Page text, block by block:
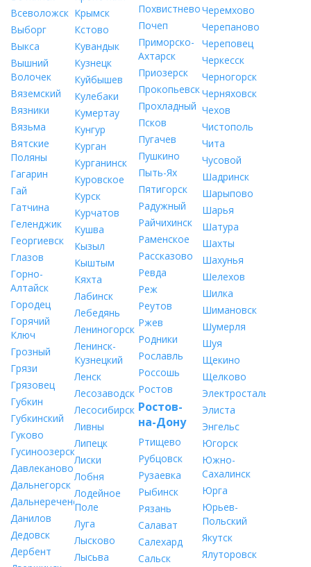
Всеволожск
Выборг
Выкса
Вышний
Волочек
Вяземский
Вязники
Вязьма
Вятские
Поляны
Гагарин
Гай
Гатчина
Геленджик
Георгиевск
Глазов
Горно-
Алтайск
Городец
Горячий
Ключ
Грозный
Грязи
Грязовец
Губкин
Губкинский
Гуково
Гусиноозерск
Давлеканово
Дальнегорск
Дальнереченск
Данилов
Дедовск
Дербент
Крымск
Кстово
Кувандык
Кузнецк
Куйбышев
Кулебаки
Кумертау
Кунгур
Курган
Курганинск
Куровское
Курск
Курчатов
Кушва
Кызыл
Кыштым
Кяхта
Лабинск
Лебедянь
Лениногорск
Ленинск-
Кузнецкий
Ленск
Лесозаводск
Лесосибирск
Ливны
Липецк
Лиски
Лобня
Лодейное
Поле
Луга
Лысково
Лысьва
Похвистнево
Почеп
Приморско-
Ахтарск
Приозерск
Прокопьевск
Прохладный
Псков
Пугачев
Пушкино
Пыть-Ях
Пятигорск
Радужный
Райчихинск
Раменское
Рассказово
Ревда
Реж
Реутов
Ржев
Родники
Рославль
Россошь
Ростов
Ростов-
на-Дону
Ртищево
Рубцовск
Рузаевка
Рыбинск
Рязань
Салават
Салехард
Сальск
Черемхово
Черепаново
Череповец
Черкесск
Черногорск
Черняховск
Чехов
Чистополь
Чита
Чусовой
Шадринск
Шарыпово
Шарья
Шатура
Шахты
Шахунья
Шелехов
Шилка
Шимановск
Шумерля
Шуя
Щекино
Щелково
Электросталь
Элиста
Энгельс
Югорск
Южно-
Сахалинск
Юрга
Юрьев-
Польский
Якутск
Ялуторовск